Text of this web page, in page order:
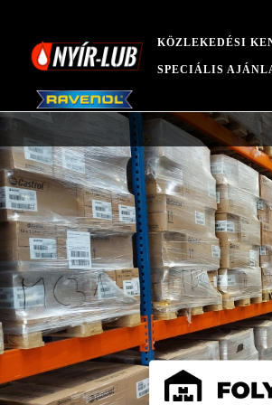
KÖZLEKEDÉSI
SPECIÁLIS